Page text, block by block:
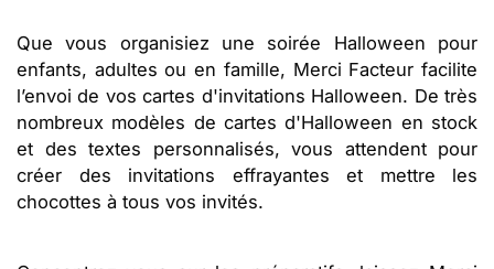
Que vous organisiez une soirée Halloween pour
enfants, adultes ou en famille, Merci Facteur facilite
l’envoi de vos cartes d'invitations Halloween. De très
nombreux modèles de cartes d'Halloween en stock
et des textes personnalisés, vous attendent pour
créer des invitations effrayantes et mettre les
chocottes à tous vos invités.